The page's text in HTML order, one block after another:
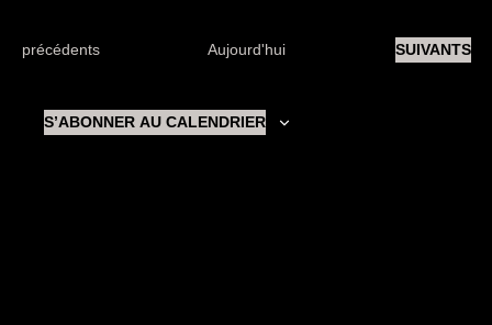
Évènements
date.
Évènements
précédents Aujourd'hui SUIVANTS
S’ABONNER AU CALENDRIER